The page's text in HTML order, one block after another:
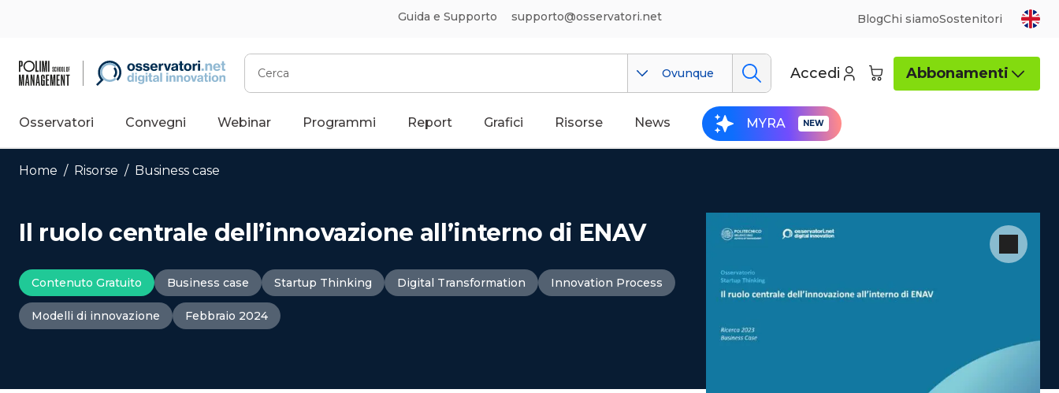
Guida e Supporto supporto@osservatori.net BlogChi siamoSostenitori
Cerca
Ovunque Accedi Abbonamenti
Osservatori Convegni Webinar Programmi Report Grafici Risorse News MYRA
Home / Risorse / Business case
Il ruolo centrale dell’innovazione all’interno di ENAV
Contenuto Gratuito Business case Startup Thinking Digital Transformation Innovation Process
Modelli di innovazione Febbraio 2024